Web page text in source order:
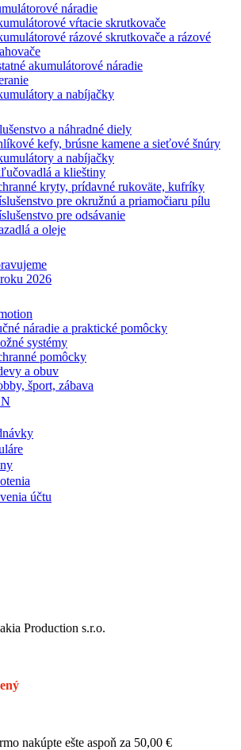
náradie
vŕtacie skrutkovače
rázové skrutkovače a rázové
akumulátorové náradie
a nabíjačky
a náhradné diely
kefy, brúsne kamene a sieťové šnúry
a nabíjačky
a klieštiny
kryty, prídavné rukoväte, kufríky
pre okružnú a priamočiaru pílu
pre odsávanie
a oleje
2026
náradie a praktické pomôcky
systémy
pomôcky
a obuv
šport, zábava
účtu
Production s.r.o.
nakúpte ešte aspoň za 50,00 €